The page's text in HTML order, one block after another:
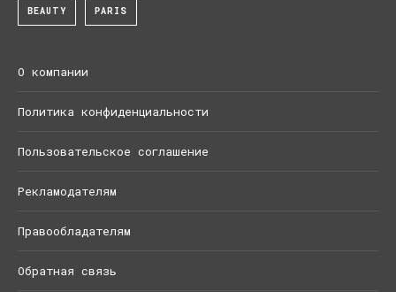
BEAUTY PARIS
О компании
Политика конфиденциальности
Пользовательское соглашение
Рекламодателям
Правообладателям
Обратная связь